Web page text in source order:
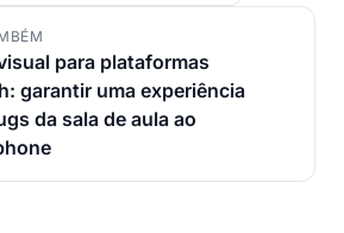
para plataformas
garantir uma experiência
da sala de aula ao